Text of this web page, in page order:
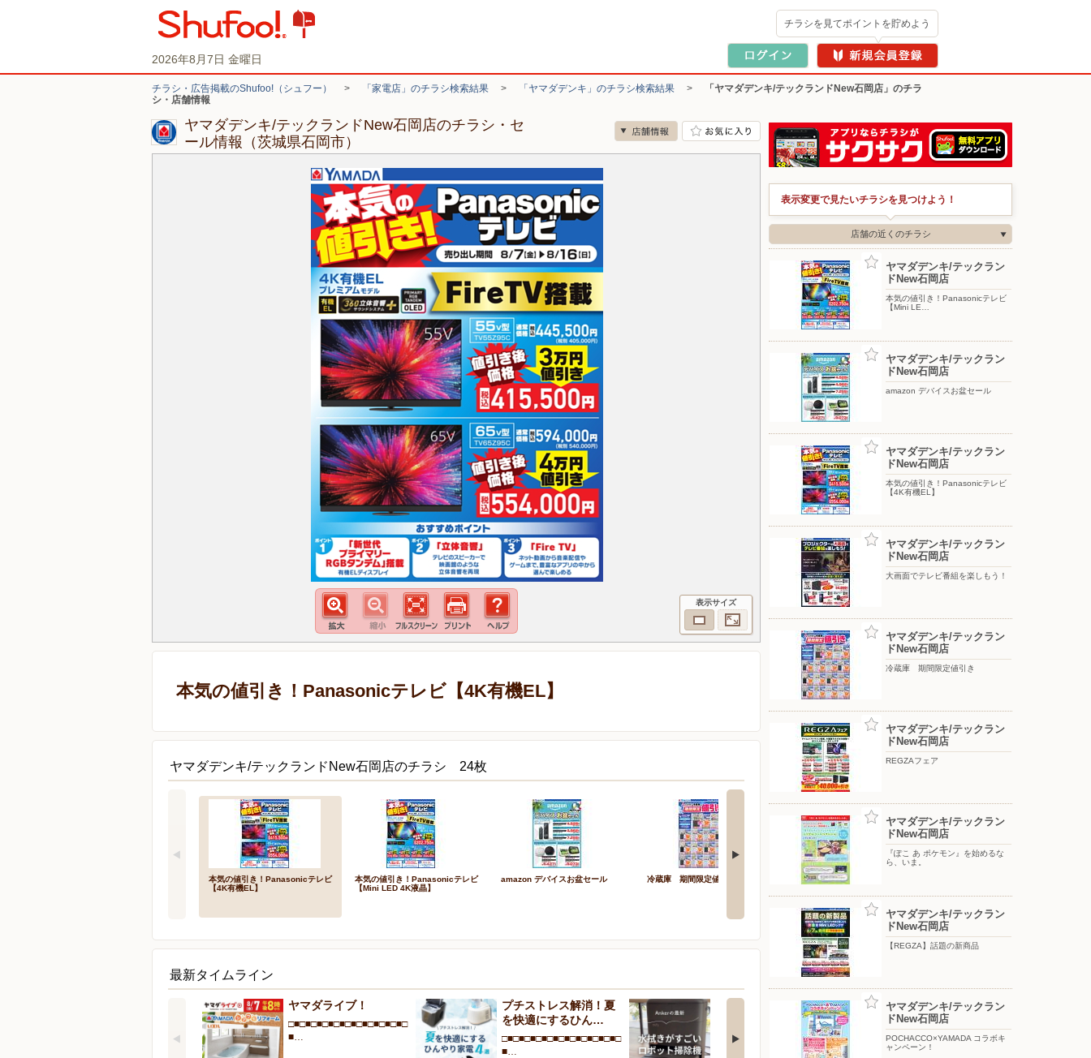
2026年8月7日 金曜日
チラシを見てポイントを貯めよう
チラシ・広告掲載のShufoo!（シュフー） > 「家電店」のチラシ検索結果 > 「ヤマダデンキ」のチラシ検索結果 >
「ヤマダデンキ/テックランドNew石岡店」のチラ
シ・店舗情報
ヤマダデンキ/テックランドNew石岡店のチラシ・セ
ール情報（茨城県石岡市）
表示サイズ
本気の値引き！Panasonicテレビ【4K有機EL】
ヤマダデンキ/テックランドNew石岡店のチラシ 24枚
本気の値引き！Panasonicテレビ
【4K有機EL】
本気の値引き！Panasonicテレビ
【Mini LED 4K液晶】
amazon デバイスお盆セール 冷蔵庫 期間限定値引き
『ぽこ あ ポケモン』を始めるな
最新タイムライン
ヤマダライブ！
□■□■□■□■□■□■□■□■□■□■□
■…
プチストレス解消！夏
を快適にするひん…
□■□■□■□■□■□■□■□■□■□■□
■…
Ankerの最新！水拭き
がすごいロボット…
□■□■□■□■□■□■□■□■□■□■□
【エアコン・冷蔵庫・
洗濯機】衝撃特価…
□■□■□■□■□■□■□■□■□■□■□
■…
表示変更で見たいチラシを見つけよう！
店舗の近くのチラシ
ヤマダデンキ/テックラン
ドNew石岡店
本気の値引き！Panasonicテレビ
【Mini LE…
ヤマダデンキ/テックラン
ドNew石岡店
amazon デバイスお盆セール
ヤマダデンキ/テックラン
ドNew石岡店
本気の値引き！Panasonicテレビ
【4K有機EL】
ヤマダデンキ/テックラン
ドNew石岡店
大画面でテレビ番組を楽しもう！
ヤマダデンキ/テックラン
ドNew石岡店
冷蔵庫 期間限定値引き
ヤマダデンキ/テックラン
ドNew石岡店
REGZAフェア
ヤマダデンキ/テックラン
ドNew石岡店
『ぽこ あ ポケモン』を始めるな
ら、いま。
ヤマダデンキ/テックラン
ドNew石岡店
【REGZA】話題の新商品
ヤマダデンキ/テックラン
ドNew石岡店
POCHACCO×YAMADA コラボキ
ャンペーン！